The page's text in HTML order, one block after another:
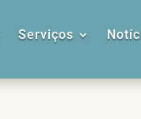
Serviços